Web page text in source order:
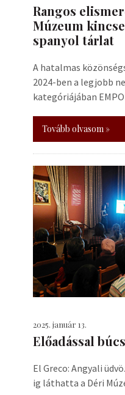
Rangos
Múzeum
spanyol tárlat
A hatalmas
2024-ben a legjobb
kategóriájában
Tovább olvasom »
2025. január 13.
Előadással
El Greco: Angyali
ig láthatta a Déri